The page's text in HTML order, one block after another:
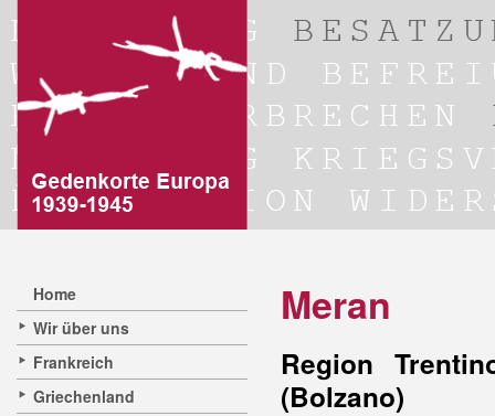
Home
Wir über uns
Frankreich
Griechenland
Meran
Region
(Bolzano)